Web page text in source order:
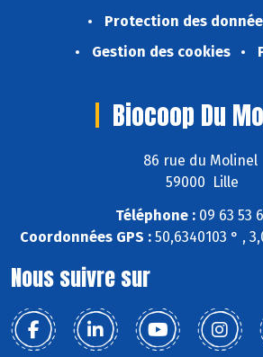
Protection des
Gestion des cookies
Biocoop Du
86 rue du Molinel
59000 Lille
Téléphone :09 63 53
Coordonnées GPS : 50,6340103 ° ,
Nous suivre sur